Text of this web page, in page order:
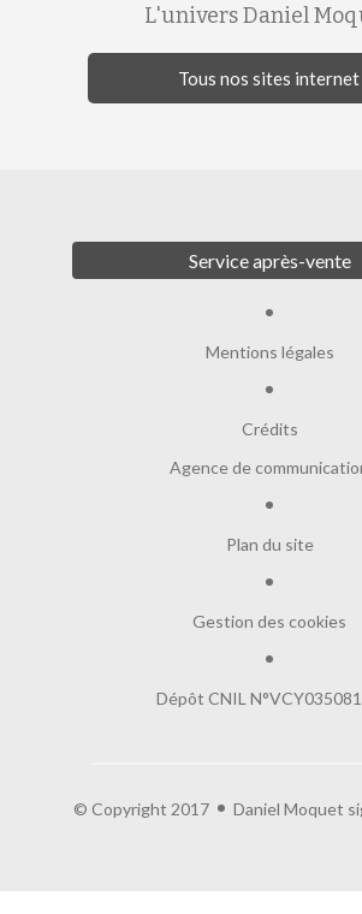
L'univers Daniel
Tous nos sites internet
Service après-vente
Mentions légales
Crédits
Agence de
Plan du site
Gestion des cookies
Dépôt CNIL
© Copyright 2017 Daniel Moquet